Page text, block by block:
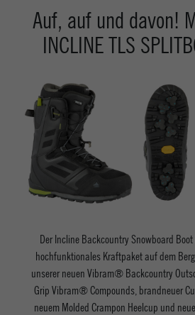
Auf, auf und davon!
INCLINE TLS
Der Incline Backcountry Snowboard
hochfunktionales Kraftpaket auf dem
unserer neuen Vibram® Backcountry
Grip Vibram® Compounds, brandneuer
neuem Molded Crampon Heelcup und